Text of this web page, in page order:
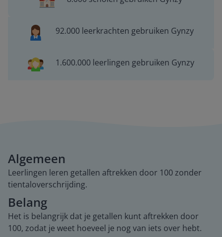
92.000 leerkrachten gebruiken Gynzy
1.600.000 leerlingen gebruiken Gynzy
Algemeen
Leerlingen leren getallen aftrekken door 100 zonder
tientaloverschrijding.
Belang
Het is belangrijk dat je getallen kunt aftrekken door
100, zodat je weet hoeveel je nog van iets over hebt.